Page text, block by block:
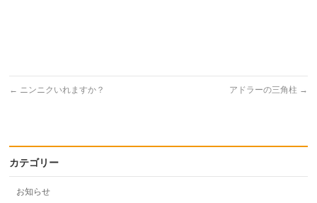
← ニンニクいれますか？ アドラーの三角柱 →
カテゴリー
お知らせ